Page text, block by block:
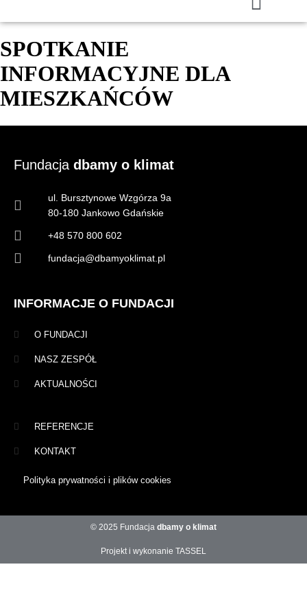
SPOTKANIE
INFORMACYJNE DLA
MIESZKAŃCÓW
Fundacja dbamy o klimat
ul. Bursztynowe Wzgórza 9a
80-180 Jankowo Gdańskie
+48 570 800 602
fundacja@dbamyoklimat.pl
INFORMACJE O FUNDACJI
O FUNDACJI
NASZ ZESPÓŁ
AKTUALNOŚCI
REFERENCJE
KONTAKT
Polityka prywatności i plików cookies
© 2025 Fundacja dbamy o klimat
Projekt i wykonanie TASSEL